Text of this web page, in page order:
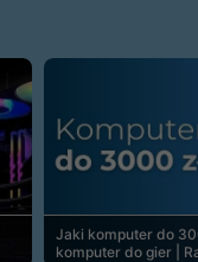
Jaki komputer do
komputer do gier |